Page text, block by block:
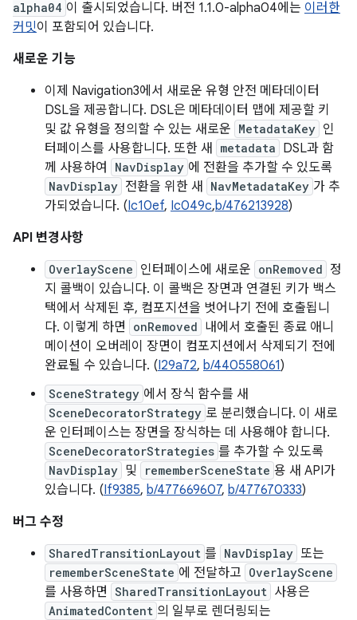
alpha04 이 출시되었습니다. 버전 1.1.0-alpha04에는 이러한
커밋이 포함되어 있습니다.
새로운 기능
이제 Navigation3에서 새로운 유형 안전 메타데이터
DSL을 제공합니다. DSL은 메타데이터 맵에 제공할 키
및 값 유형을 정의할 수 있는 새로운 MetadataKey 인
터페이스를 사용합니다. 또한 새
metadata DSL과 함
께 사용하여
NavDisplay 에 전환을 추가할 수 있도록
NavDisplay 전환을 위한 새 NavMetadataKey 가 추
가되었습니다. (Ic10ef, Ic049c,b/476213928)
API 변경사항
OverlayScene 인터페이스에 새로운 onRemoved 정
지 콜백이 있습니다. 이 콜백은 장면과 연결된 키가 백스
택에서 삭제된 후, 컴포지션을 벗어나기 전에 호출됩니
다. 이렇게 하면
onRemoved 내에서 호출된 종료 애니
메이션이 오버레이 장면이 컴포지션에서 삭제되기 전에
완료될 수 있습니다. (I29a72, b/440558061)
SceneStrategy 에서 장식 함수를 새
SceneDecoratorStrategy 로 분리했습니다. 이 새로
운 인터페이스는 장면을 장식하는 데 사용해야 합니다.
SceneDecoratorStrategies 를 추가할 수 있도록
NavDisplay 및 rememberSceneState 용 새 API가
있습니다. (If9385, b/477669607, b/477670333)
버그 수정
SharedTransitionLayout 를 NavDisplay 또는
rememberSceneState 에 전달하고 OverlayScene
를 사용하면 SharedTransitionLayout 사용은
AnimatedContent 의 일부로 렌더링되는